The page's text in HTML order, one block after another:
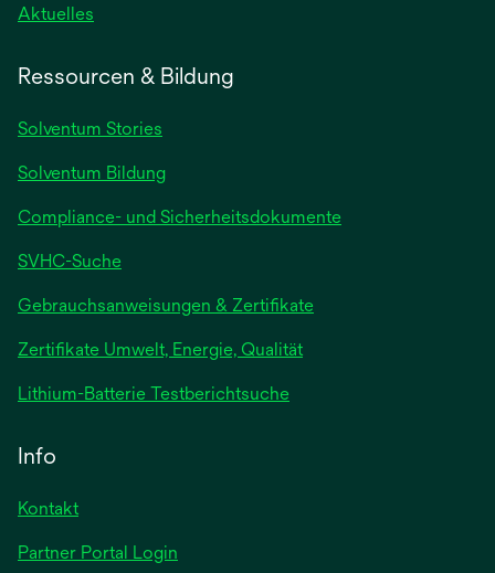
Aktuelles
Ressourcen & Bildung
Solventum Stories
Solventum Bildung
Compliance- und Sicherheitsdokumente
SVHC-Suche
Gebrauchsanweisungen & Zertifikatewird
Zertifikate Umwelt, Energie, Qualität
Lithium-Batterie Testberichtsuchewird
Info
Kontakt
Partner Portal Login